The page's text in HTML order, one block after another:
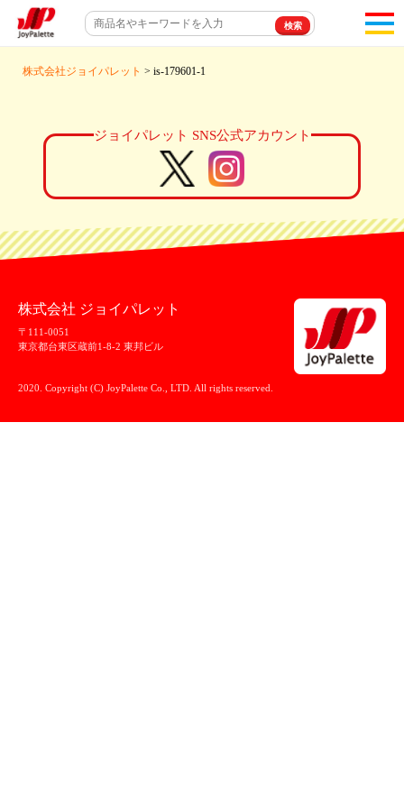
株式会社ジョイパレット > is-179601-1
ジョイパレット SNS公式アカウント
株式会社 ジョイパレット
〒111-0051
東京都台東区蔵前1-8-2 東邦ビル
2020. Copyright (C) JoyPalette Co., LTD. All rights reserved.